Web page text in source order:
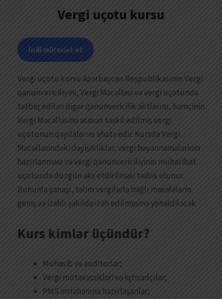
Vergi uçotu kursu
İndi müraciət et
Vergi uçotu kursu Azərbaycan Respublikasının Vergi
qanunvericiliyini, Vergi Məcəlləsi və vergi uçotunda
tətbiq edilən digər qanunvericilik aktlarını, həmçinin
Vergi Məcəlləsinə əsasən təşkil edilmiş vergi
uçotunun qaydalarını əhatə edir. Kursda Vergi
Məcəlləsindəki dəyişikliklər, vergi bəyannamələrinin
hazırlanması və vergi qanunvericiliyinin mühasibat
uçotunda düzgün əks etdirilməsi tədris olunur.
Bununla yanaşı, təlim vergilərlə bağlı məsələlərin
geniş və izahlı şəkildə izah edilməsinə yönəldiləcək
Kurs kimlər üçündür?
Mühasib və auditorlar;
Vergi mütəxəssisləri və iqtisadçılar;
PMS imtahanına hazırlaşanlar;